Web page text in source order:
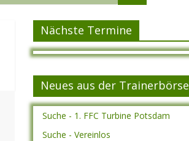
Nächste Termine
Neues aus der Trainerbörse
Suche - 1. FFC Turbine Potsdam
Suche - Vereinlos